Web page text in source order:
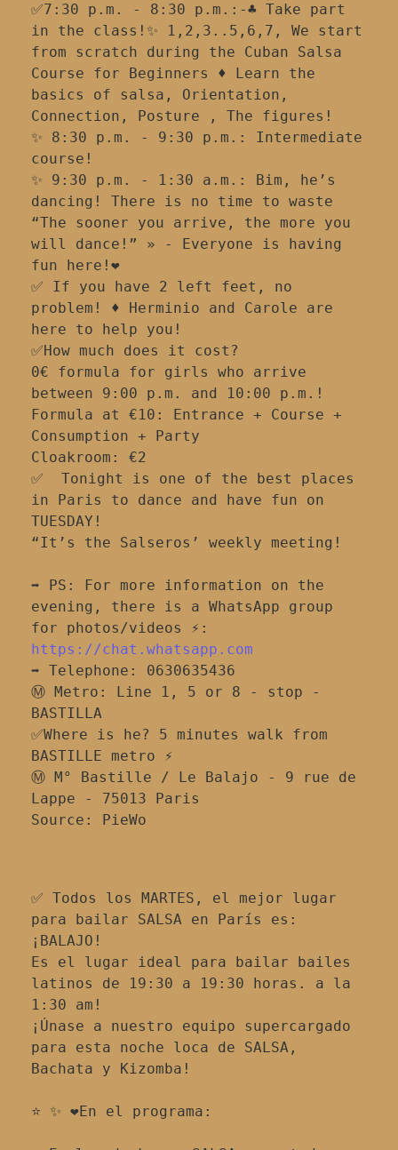
✅7:30 p.m. - 8:30 p.m.:-♣️ Take part
in the class!✨ 1,2,3..5,6,7, We start
from scratch during the Cuban Salsa
Course for Beginners ♦️ Learn the
basics of salsa, Orientation,
Connection, Posture , The figures!
✨ 8:30 p.m. - 9:30 p.m.: Intermediate
course!
✨ 9:30 p.m. - 1:30 a.m.: Bim, he’s
dancing! There is no time to waste
“The sooner you arrive, the more you
will dance!” » - Everyone is having
fun here!❤
✅ If you have 2 left feet, no
problem! ♦️ Herminio and Carole are
here to help you!
✅How much does it cost?
0€ formula for girls who arrive
between 9:00 p.m. and 10:00 p.m.!
Formula at €10: Entrance + Course +
Consumption + Party
Cloakroom: €2
✅  Tonight is one of the best places
in Paris to dance and have fun on
TUESDAY!
“It’s the Salseros’ weekly meeting!
➡️ PS: For more information on the
evening, there is a WhatsApp group
for photos/videos ⚡:
https://chat.whatsapp.com
➡️ Telephone: 0630635436
Ⓜ️ Metro: Line 1, 5 or 8 - stop -
BASTILLA
✅Where is he? 5 minutes walk from
BASTILLE metro ⚡
Ⓜ️ M° Bastille / Le Balajo - 9 rue de
Lappe - 75013 Paris
Source: PieWo
✅ Todos los MARTES, el mejor lugar
para bailar SALSA en París es:
¡BALAJO!
Es el lugar ideal para bailar bailes
latinos de 19:30 a 19:30 horas. a la
1:30 am!
¡Únase a nuestro equipo supercargado
para esta noche loca de SALSA,
Bachata y Kizomba!
⭐ ✨ ❤️En el programa: